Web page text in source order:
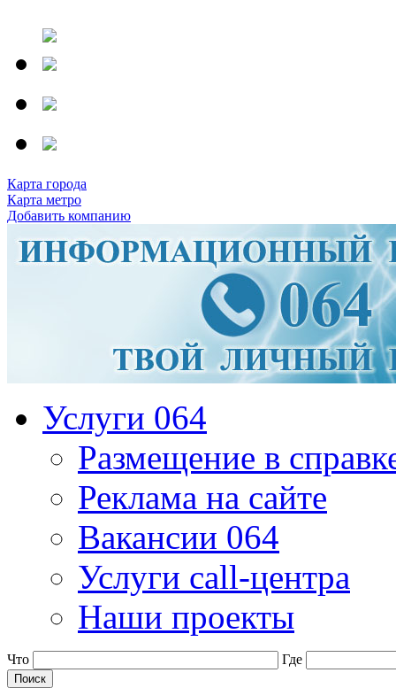
Карта города
Карта метро
Добавить компанию
Услуги 064
Размещение в
Реклама на сайте
Вакансии 064
Услуги call-центра
Наши проекты
Что Где